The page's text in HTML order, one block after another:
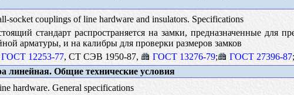
socket couplings of line hardware and insulators. Specifications
стандарт распространяется на замки, предназначенные для
арматуры, и на калибры для проверки размеров замков
ГОСТ 12253-77, СТ СЭВ 1950-87, ГОСТ 13276-79; ГОСТ 27396-87;
линейная. Общие технические условия
hardware. General specifications